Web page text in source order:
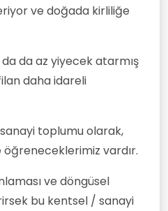
ve doğada kirliliğe
da da az yiyecek atarmış
daha idareli
toplumu olarak,
öğreneceklerimiz vardır.
ve döngüsel
bu kentsel / sanayi